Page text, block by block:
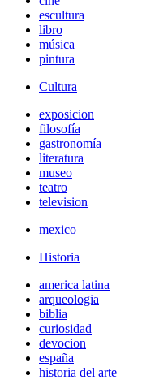
escultura
libro
música
pintura
Cultura
exposicion
filosofía
gastronomía
literatura
museo
teatro
television
mexico
Historia
america latina
arqueologia
biblia
curiosidad
devocion
españa
historia del arte